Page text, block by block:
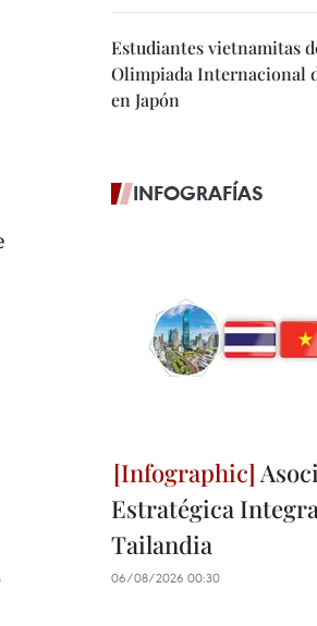
Estudiantes vietnamitas
Olimpiada Internacional
en Japón
INFOGRAFÍAS
Estratégica
Tailandia
06/08/2026 00:30